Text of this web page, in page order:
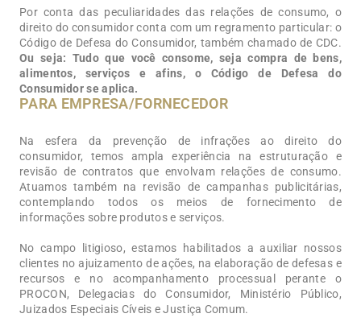
Por conta das peculiaridades das relações de consumo, o
direito do consumidor conta com um regramento particular: o
Código de Defesa do Consumidor, também chamado de CDC.
Ou seja: Tudo que você consome, seja compra de bens,
alimentos, serviços e afins, o Código de Defesa do
Consumidor se aplica.
PARA EMPRESA/FORNECEDOR
Na esfera da prevenção de infrações ao direito do
consumidor, temos ampla experiência na estruturação e
revisão de contratos que envolvam relações de consumo.
Atuamos também na revisão de campanhas publicitárias,
contemplando todos os meios de fornecimento de
informações sobre produtos e serviços.
No campo litigioso, estamos habilitados a auxiliar nossos
clientes no ajuizamento de ações, na elaboração de defesas e
recursos e no acompanhamento processual perante o
PROCON, Delegacias do Consumidor, Ministério Público,
Juizados Especiais Cíveis e Justiça Comum.